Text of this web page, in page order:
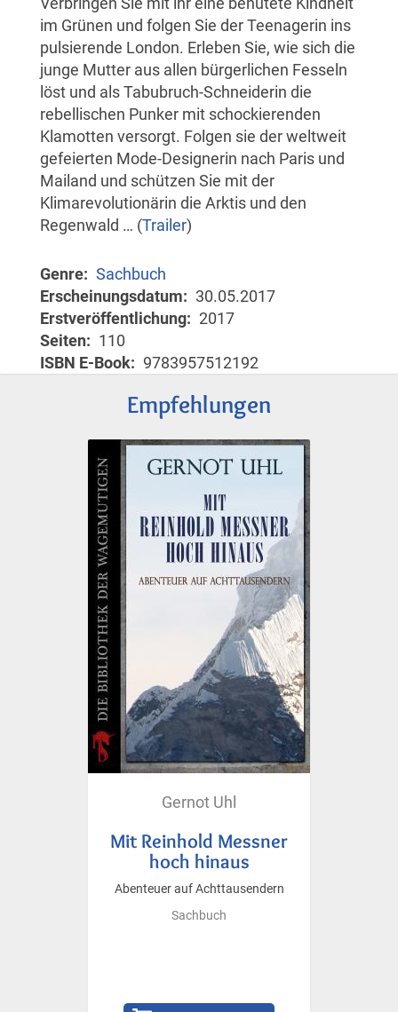
im Grünen und folgen Sie der Teenagerin ins
pulsierende London. Erleben Sie, wie sich die
junge Mutter aus allen bürgerlichen Fesseln
löst und als Tabubruch-Schneiderin die
rebellischen Punker mit schockierenden
Klamotten versorgt. Folgen sie der weltweit
gefeierten Mode-Designerin nach Paris und
Mailand und schützen Sie mit der
Klimarevolutionärin die Arktis und den
Regenwald … (Trailer)
Genre
Sachbuch
Erscheinungsdatum
30.05.2017
Erstveröffentlichung
2017
Seiten
110
ISBN E-Book
9783957512192
Empfehlungen
Gernot Uhl
Mit Reinhold Messner
hoch hinaus
Abenteuer auf Achttausendern
Sachbuch